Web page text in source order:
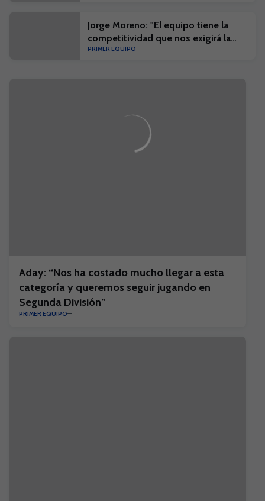
Jorge Moreno: "El equipo tiene la
competitividad que nos exigirá la
competición"
PRIMER EQUIPO
Aday: “Nos ha costado mucho llegar a esta
categoría y queremos seguir jugando en
Segunda División”
PRIMER EQUIPO